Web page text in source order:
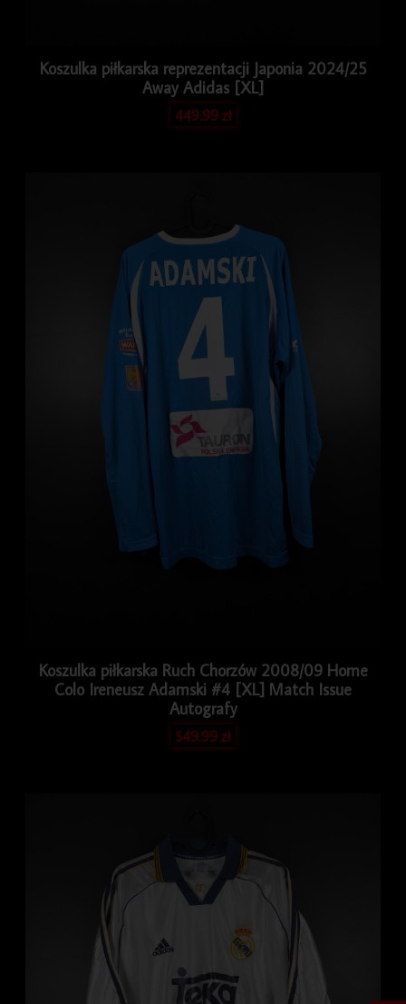
Koszulka piłkarska reprezentacji Japonia 2024/25
Away Adidas [XL]
449.99zł
Koszulka piłkarska Ruch Chorzów 2008/09 Home
Colo Ireneusz Adamski #4 [XL] Match Issue
Autografy
549.99zł